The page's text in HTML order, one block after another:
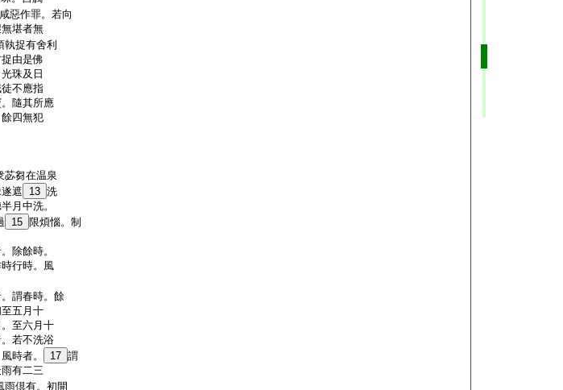
惡作罪。若向
堪者無
執捉有舍利
由是佛
珠及日
不應指
隨其所應
四無犯
苾芻在温泉
遮 13 洗
月中洗。
15 限煩惱。制
除餘時。
行時。風
謂春時。餘
五月十
至六月十
若不洗浴
時者。 17 謂
有二三
雨倶有。初開